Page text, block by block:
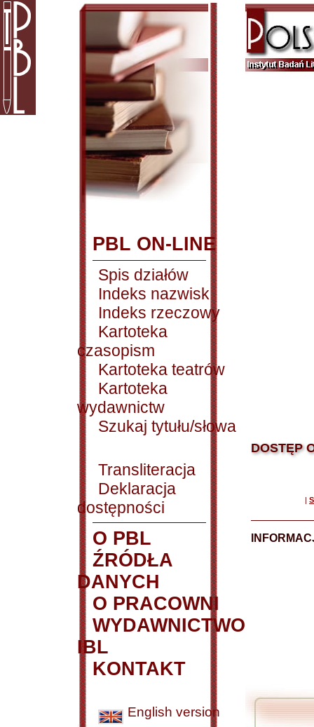
PBL ON-LINE
Spis działów
Indeks nazwisk
Indeks rzeczowy
Kartoteka
czasopism
Kartoteka teatrów
Kartoteka
wydawnictw
Szukaj tytułu/słowa
Transliteracja
Deklaracja
dostępności
O PBL
ŹRÓDŁA
DANYCH
O PRACOWNI
WYDAWNICTWO
IBL
KONTAKT
English version
DOSTĘP
|